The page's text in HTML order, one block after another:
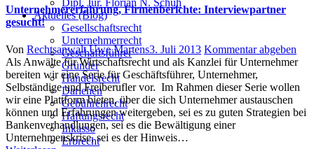
Aktuelles (Blog)
Gesellschaftsrecht
Unternehmerrecht
Geschäftsführer
Gründer
Handelsrecht
Darlehen
Gebührenrecht
Haftungsrecht
Inkasso
Erbrecht
Unternehmererfahrung, Firmenberichte: Interviewpartner
gesucht!
Author
Von Rechtsanwalt Uwe MartensPosted
on
3. Juli 2013 Kommentar abgeben
Als Anwälte für Wirtschaftsrecht und als Kanzlei für Unternehmer
bereiten wir eine Serie für Geschäftsführer, Unternehmer,
Selbständige und Freiberufler vor. Im Rahmen dieser Serie wollen
wir eine Plattform bieten, über die sich Unternehmer austauschen
können und Erfahrungen weitergeben, sei es zu guten Strategien bei
Bankenverhandlungen, sei es die Bewältigung einer
Unternehmenskrise, sei es der Hinweis…